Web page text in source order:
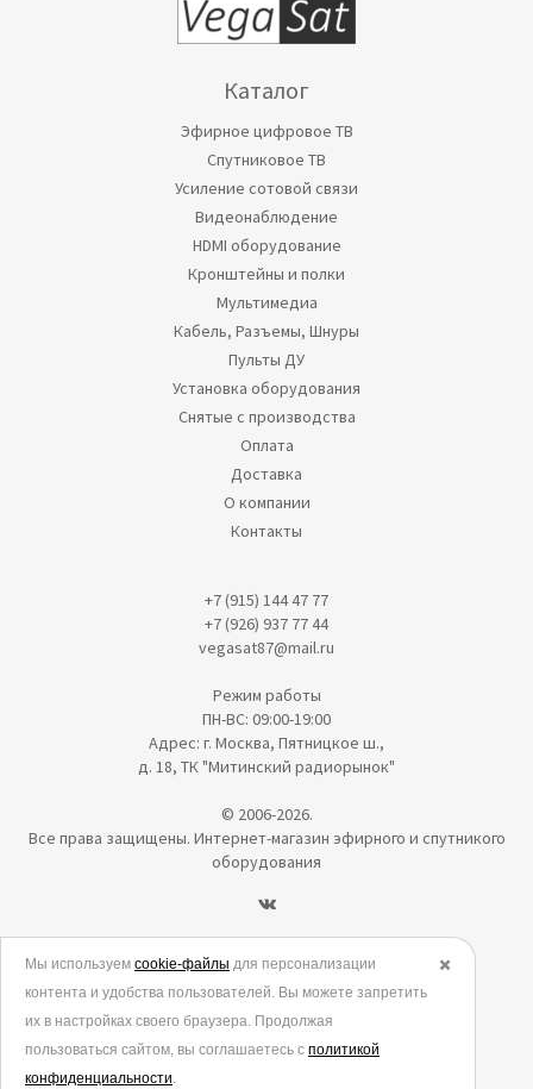
Каталог
Эфирное цифровое ТВ
Спутниковое ТВ
Усиление сотовой связи
Видеонаблюдение
HDMI оборудование
Кронштейны и полки
Мультимедиа
Кабель, Разъемы, Шнуры
Пульты ДУ
Установка оборудования
Снятые с производства
Оплата
Доставка
О компании
Контакты
+7 (915) 144 47 77
+7 (926) 937 77 44
vegasat87@mail.ru
Режим работы
ПН-ВС: 09:00-19:00
Адрес: г. Москва, Пятницкое ш.,
д. 18, ТК "Митинский радиорынок"
© 2006-2026.
Все права защищены. Интернет-магазин эфирного и спутникого
оборудования
Политика в отношении обработки персональных данных
Согласие на обработку персональных данных
Согласие на обработку данных метрическими программами
Политика использования cookies
✖️
Мы используем cookie-файлы для персонализации
контента и удобства пользователей. Вы можете запретить
их в настройках своего браузера. Продолжая
пользоваться сайтом, вы соглашаетесь с политикой
конфиденциальности.